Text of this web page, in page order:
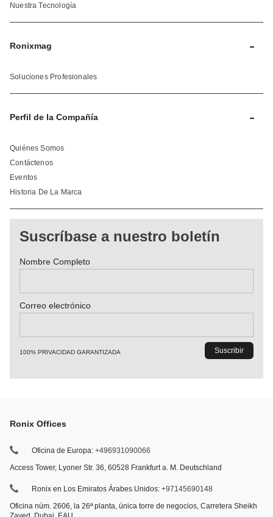
Nuestra Tecnología
Ronixmag -
Soluciones Profesionales
Perfil de la Compañía -
Quiénes Somos
Contáctenos
Eventos
Historia De La Marca
Suscríbase a nuestro boletín
Nombre Completo
Correo electrónico
100% PRIVACIDAD GARANTIZADA
Ronix Offices
Oficina de Europa: +496931090066
Access Tower, Lyoner Str. 36, 60528 Frankfurt a. M. Deutschland
Ronix en Los Emiratos Árabes Unidos: +97145690148
Oficina núm. 2606, la 26ª planta, única torre de negocios, Carretera Sheikh